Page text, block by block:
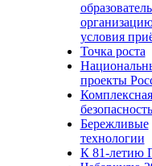
условия
Точка роста
проекты
Комплексная
безопасность
Бережливые
технологии
К 81-летию